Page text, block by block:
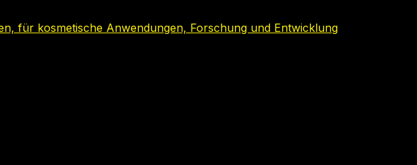
für kosmetische Anwendungen, Forschung und Entwicklung